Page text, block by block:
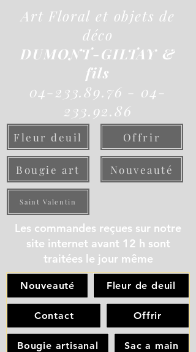
Art Floral et objets de
déco
DUMONT-GILTAY &
fils
04-233.89.76 - 04-
233.92.86
Fleur deuil Offrir
Bougie art Nouveauté
Saint Valentin
Les commandes reçues sur notre
site internet avant 12 h sont
traitées le jour même
Nouveauté Fleur de deuil
Contact Offrir
Bougie artisanal Sac a main